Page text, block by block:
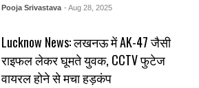
Pooja Srivastava - Aug 28, 2025
Lucknow News: लखनऊ में AK-47 जैसी
राइफल लेकर घूमते युवक, CCTV फुटेज
वायरल होने से मचा हड़कंप